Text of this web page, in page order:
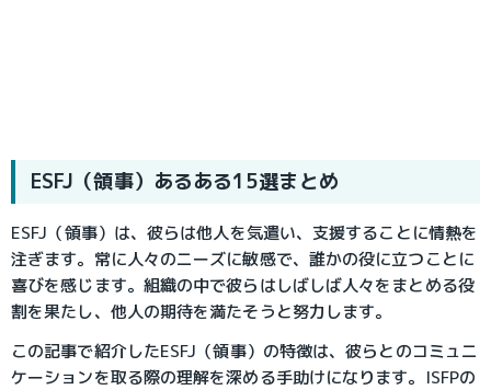
ESFJ（領事）あるある15選まとめ
ESFJ（領事）は、彼らは他人を気遣い、支援することに情熱を
注ぎます。常に人々のニーズに敏感で、誰かの役に立つことに
喜びを感じます。組織の中で彼らはしばしば人々をまとめる役
割を果たし、他人の期待を満たそうと努力します。
この記事で紹介したESFJ（領事）の特徴は、彼らとのコミュニ
ケーションを取る際の理解を深める手助けになります。ISFPの